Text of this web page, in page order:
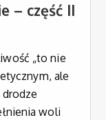
– część II
„to nie
ale
woli